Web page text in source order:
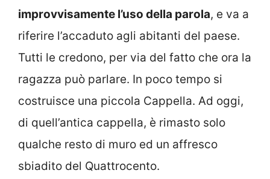
improvvisamente l’uso della parola, e va a
riferire l’accaduto agli abitanti del paese.
Tutti le credono, per via del fatto che ora la
ragazza può parlare. In poco tempo si
costruisce una piccola Cappella. Ad oggi,
di quell’antica cappella, è rimasto solo
qualche resto di muro ed un affresco
sbiadito del Quattrocento.